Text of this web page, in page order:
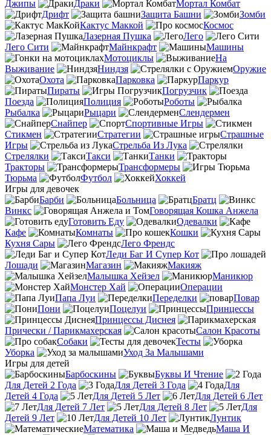
Джипы
Драки
Мортал Комбат
Дрифт
Защита Башни
Зомби
Кактус Маккой
Космос
Лазерная Пушка
Лего
Лего Сити
Майнкрафт
Машины
Мотоциклы
На
Выживание
Ниндзя
Оружие
Охота
Парковка
Паркур
Пираты
Погрузчик
Поезда
Полиция
Роботы
Рыбалка
Рыцари
Слендермен
Снайпер
Спортивные Игры
Стикмен
Стратегии
Страшные
Игры
Стрельба Из Лука
Стрелялки
Такси
Танки
Тракторы
Трансформеры
Тюрьма
Футбол
Хоккей
Игры для девочек
Барби
Больница
Братц
Винкс
Говорящая Кошка Анжела
Готовить Еду
Одевалки
Кафе
Комнаты
Кошки
Кухня Сары
Лего Френдс
Леди Баг И Супер Кот
Лошади
Магазин
Макияж
Малышка Хейзел
Маникюр
Монстер Хай
Операции
Папа Луи
Переделки
Повар
Пони
Поцелуи
Принцессы
Принцессы Диснея
Прически / Парикмахерская
Салон Красоты
Собаки
Тесты
Уборка
Уход За Малышами
Игры для детей
Барбоскины
Буквы И Чтение
Для Детей 2 Года
Для Детей 3 Года
Для
Детей 4 Года
Для Детей 5 Лет
Для Детей 6 Лет
Для Детей 7 Лет
Для Детей 8 Лет
Для
Детей 9 Лет
Для Детей 10 Лет
Лунтик
Математика
Маша И